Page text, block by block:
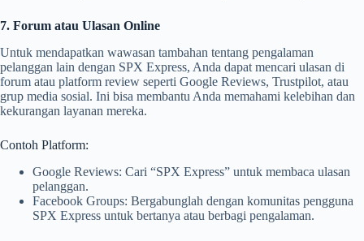
7. Forum atau Ulasan Online
Untuk mendapatkan wawasan tambahan tentang pengalaman
pelanggan lain dengan SPX Express, Anda dapat mencari ulasan di
forum atau platform review seperti Google Reviews, Trustpilot, atau
grup media sosial. Ini bisa membantu Anda memahami kelebihan dan
kekurangan layanan mereka.
Contoh Platform:
Google Reviews: Cari “SPX Express” untuk membaca ulasan
pelanggan.
Facebook Groups: Bergabunglah dengan komunitas pengguna
SPX Express untuk bertanya atau berbagi pengalaman.